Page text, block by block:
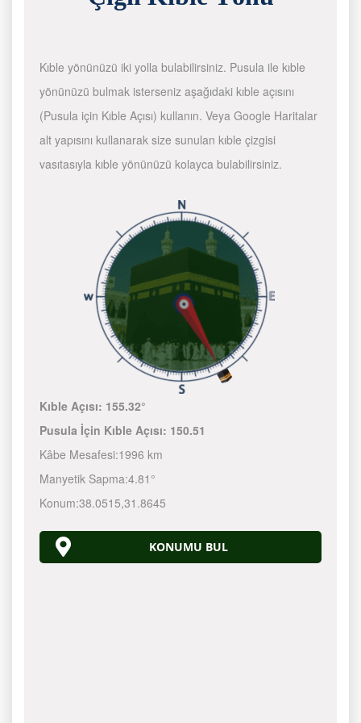
Kıble yönünüzü iki yolla bulabilirsiniz. Pusula ile kıble
yönünüzü bulmak isterseniz aşağıdaki kıble açısını
(Pusula için Kıble Açısı) kullanın. Veya Google Haritalar
alt yapısını kullanarak size sunulan kıble çizgisi
vasıtasıyla kıble yönünüzü kolayca bulabilirsiniz.
Kıble Açısı: 155.32°
Pusula İçin Kıble Açısı: 150.51
Kâbe Mesafesi:1996 km
Manyetik Sapma:4.81°
Konum:38.0515,31.8645
KONUMU BUL